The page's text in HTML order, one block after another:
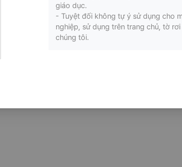
giáo dục.
- Tuyệt đối không tự ý sử dụng cho
nghiệp, sử dụng trên trang chủ, tờ
chúng tôi.